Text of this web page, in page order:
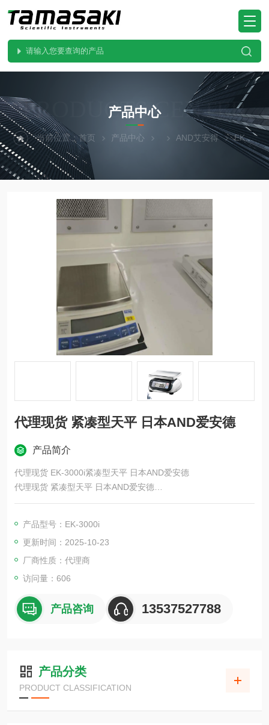
PRODUCTS CENTER
产品中心
当前位置：首页 产品中心 AND艾安得 EK-3000i代理现货 紧凑型天平 日本AND爱安德
代理现货 紧凑型天平 日本AND爱安德
产品简介
代理现货 EK-3000i紧凑型天平 日本AND爱安德
代理现货 紧凑型天平 日本AND爱安德
RS-232C接口标准设备
连接器形状为 D-sub 9 针公头。
产品型号：EK-3000i
更新时间：2025-10-23
厂商性质：代理商
访问量：606
产品咨询 13537527788
产品分类
PRODUCT CLASSIFICATION
・
・
・
・
・
・
・
・
・
・
・
・
・